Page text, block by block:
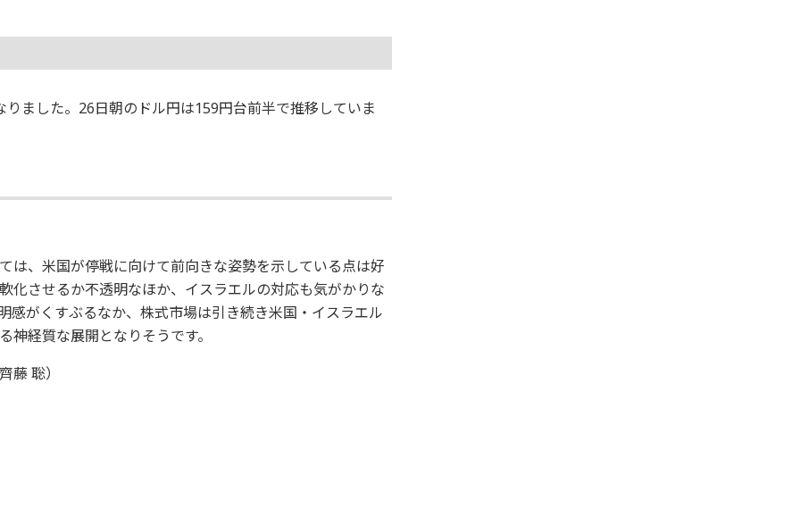
ました。26日朝のドル円は159円台前半で推移していま
は、米国が停戦に向けて前向きな姿勢を示している点は好
化させるか不透明なほか、イスラエルの対応も気がかりな
感がくすぶるなか、株式市場は引き続き米国・イスラエル
経質な展開となりそうです。
聡）